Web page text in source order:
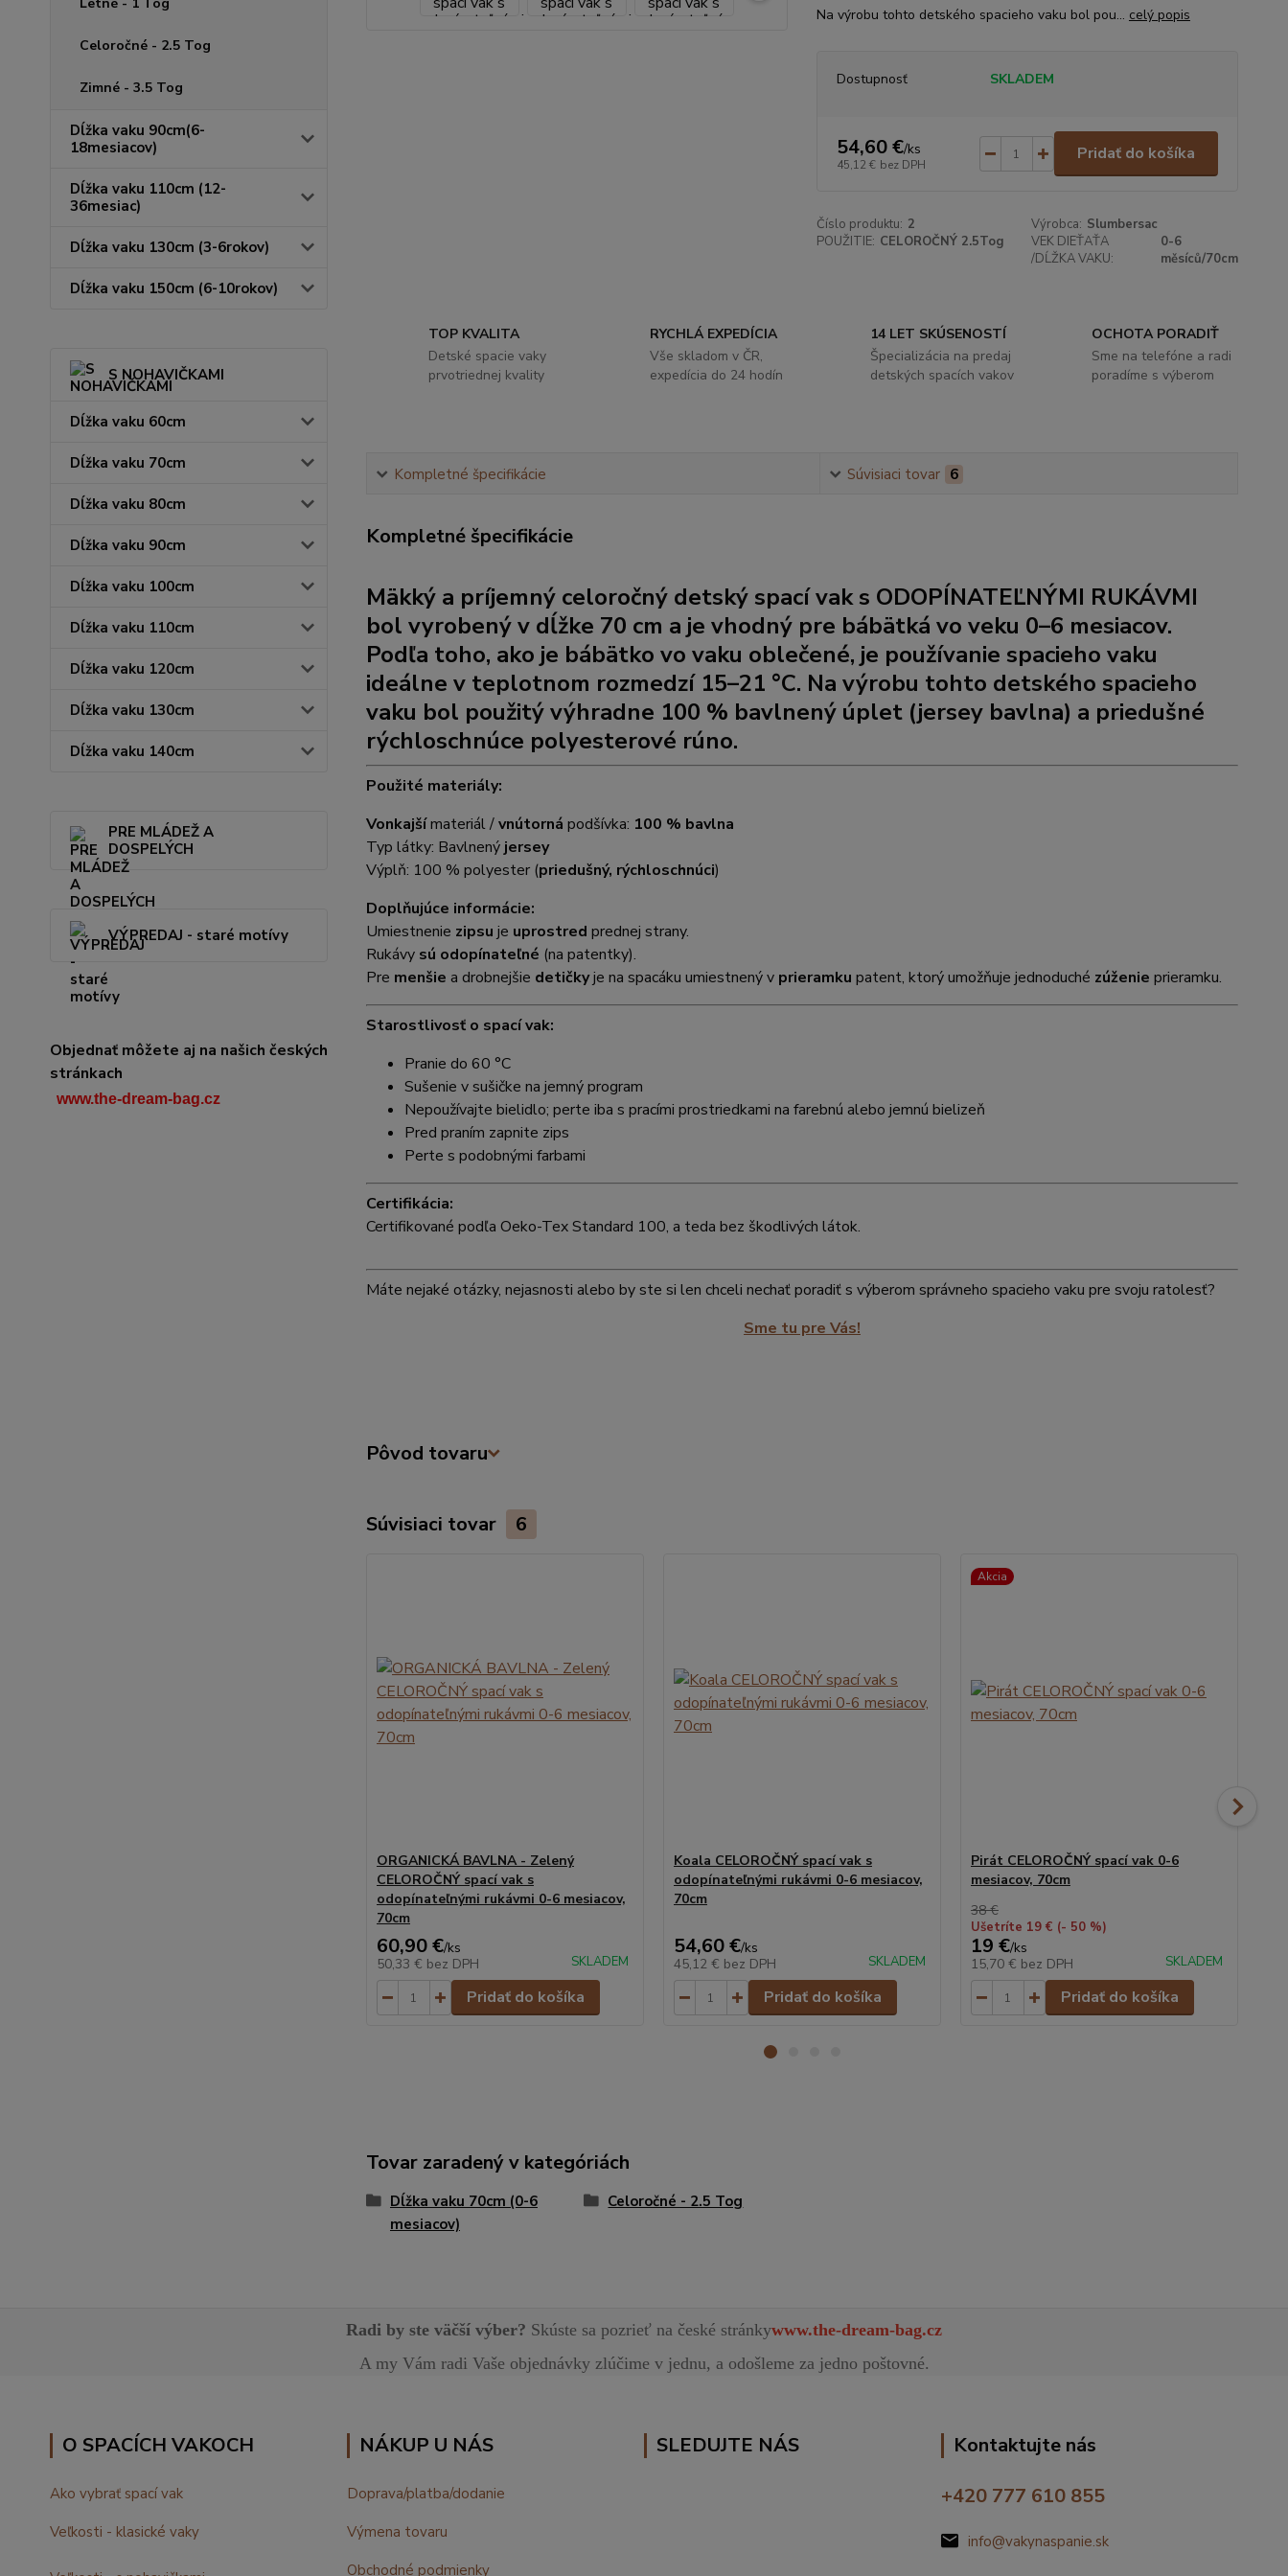
Celoročné - 2.5 Tog
Zimné - 3.5 Tog
Dĺžka vaku 90cm(6-
18mesiacov)
Dĺžka vaku 110cm (12-
36mesiac)
Dĺžka vaku 130cm (3-6rokov)
Dĺžka vaku 150cm (6-10rokov)
S NOHAVIČKAMI
Dĺžka vaku 60cm
Dĺžka vaku 70cm
Dĺžka vaku 80cm
Dĺžka vaku 90cm
Dĺžka vaku 100cm
Dĺžka vaku 110cm
Dĺžka vaku 120cm
Dĺžka vaku 130cm
Dĺžka vaku 140cm
PRE MLÁDEŽ A
DOSPELÝCH
VÝPREDAJ - staré motívy
Objednať môžete aj na našich českých
stránkach
www.the-dream-bag.cz
Na výrobu tohto detského spacieho vaku bol pou... celý popis
Dostupnosť SKLADEM
54,60 €/ks
45,12 € bez DPH
Pridať do košíka
Číslo produktu: 2 Výrobca: Slumbersac
POUŽITIE: CELOROČNÝ 2.5Tog
VEK DIEŤAŤA
/DĹŽKA VAKU:
0-6
měsíců/70cm
TOP KVALITA
Detské spacie vaky
prvotriednej kvality
RYCHLÁ EXPEDÍCIA
Vše skladom v ČR,
expedícia do 24 hodín
14 LET SKÚSENOSTÍ
Špecializácia na predaj
detských spacích vakov
OCHOTA PORADIŤ
Sme na telefóne a radi
poradíme s výberom
Kompletné špecifikácie Súvisiaci tovar 6
Kompletné špecifikácie
Mäkký a príjemný celoročný detský spací vak s ODOPÍNATEĽNÝMI RUKÁVMI
bol vyrobený v dĺžke 70 cm a je vhodný pre bábätká vo veku 0–6 mesiacov.
Podľa toho, ako je bábätko vo vaku oblečené, je používanie spacieho vaku
ideálne v teplotnom rozmedzí 15–21 °C. Na výrobu tohto detského spacieho
vaku bol použitý výhradne 100 % bavlnený úplet (jersey bavlna) a priedušné
rýchloschnúce polyesterové rúno.
Použité materiály:
Vonkajšímateriál /vnútorná podšívka: 100 % bavlna
Typ látky: Bavlnený jersey
Výplň: 100 % polyester (priedušný, rýchloschnúci)
Doplňujúce informácie:
Umiestnenie zipsu je uprostred prednej strany.
Rukávy sú odopínateľné (na patentky).
Pre menšie a drobnejšie detičkyje na spacáku umiestnený v prieramku patent, ktorý umožňuje jednoduché zúženie prieramku.
Starostlivosť o spací vak:
Pranie do 60 °C
Sušenie v sušičke na jemný program
Nepoužívajte bielidlo; perte iba s pracími prostriedkami na farebnú alebo jemnú bielizeň
Pred praním zapnite zips
Perte s podobnými farbami
Certifikácia:
Certifikované podľa Oeko-Tex Standard 100, a teda bez škodlivých látok.
Máte nejaké otázky, nejasnosti alebo by ste si len chceli nechať poradiť s výberom správneho spacieho vaku pre svoju ratolesť?
Sme tu pre Vás!
Pôvod tovaru
Súvisiaci tovar 6
ORGANICKÁ BAVLNA - Zelený
CELOROČNÝ spací vak s
odopínateľnými rukávmi 0-6 mesiacov,
70cm
60,90 €/ks
50,33 € bez DPH SKLADEM
Pridať do košíka
Koala CELOROČNÝ spací vak s
odopínateľnými rukávmi 0-6 mesiacov,
70cm
54,60 €/ks
45,12 € bez DPH SKLADEM
Pridať do košíka
Akcia
Pirát CELOROČNÝ spací vak 0-6
mesiacov, 70cm
38 €
Ušetríte 19 € (- 50 %)
19 €/ks
15,70 € bez DPH SKLADEM
Pridať do košíka
Tovar zaradený v kategóriách
Dĺžka vaku 70cm (0-6
mesiacov)
Celoročné - 2.5 Tog
Radi by ste väčší výber? Skúste sa pozrieť na české stránkywww.the-dream-bag.cz
A my Vám radi Vaše objednávky zlúčime v jednu, a odošleme za jedno poštovné.
O SPACÍCH VAKOCH
Ako vybrať spací vak
Veľkosti - klasické vaky
NÁKUP U NÁS
Doprava/platba/dodanie
Výmena tovaru
Obchodné podmienky
SLEDUJTE NÁS
Kontaktujte nás
+420 777 610 855
info@vakynaspanie.sk